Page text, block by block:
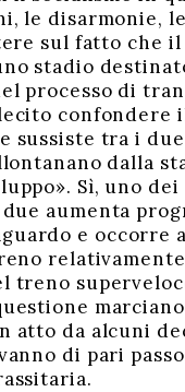
le disarmonie,
sul fatto che
stadio
processo di
confondere
sussiste tra i
dalla
Sì, uno
aumenta
e occorre
treno
atto da alcuni
di pari